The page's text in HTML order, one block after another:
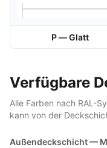
P — Glatt
Verfügbare
Alle Farben nach RAL-
kann von der
Außendeckschicht —